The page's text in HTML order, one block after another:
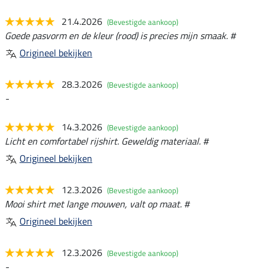
21.4.2026 (Bevestigde aankoop)
Goede pasvorm en de kleur (rood) is precies mijn smaak. #
Origineel bekijken
28.3.2026 (Bevestigde aankoop)
-
14.3.2026 (Bevestigde aankoop)
Licht en comfortabel rijshirt. Geweldig materiaal. #
Origineel bekijken
12.3.2026 (Bevestigde aankoop)
Mooi shirt met lange mouwen, valt op maat. #
Origineel bekijken
12.3.2026 (Bevestigde aankoop)
-